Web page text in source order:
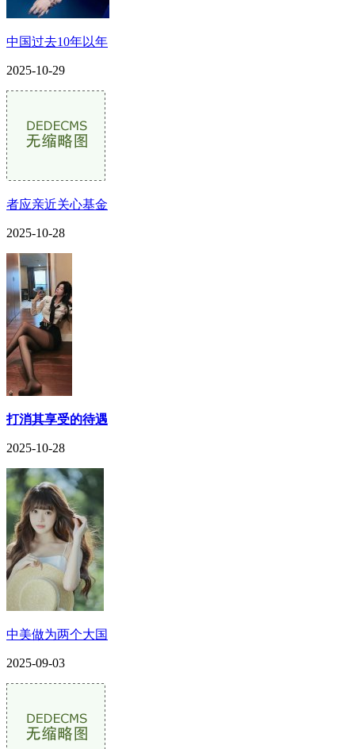
中国过去10年以年
2025-10-29
者应亲近关心基金
2025-10-28
打消其享受的待遇
2025-10-28
中美做为两个大国
2025-09-03